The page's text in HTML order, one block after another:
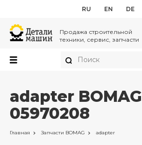
RU EN DE
Продажа строительной
техники, сервис, запчасти
adapter BOMAG
05970208
Главная Запчасти BOMAG adapter